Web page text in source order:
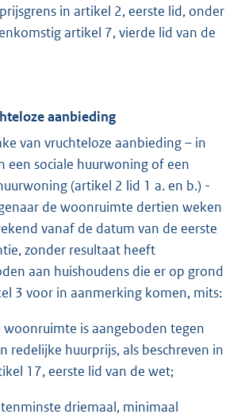
in artikel 2, eerste lid, onder
artikel 7, vierde lid van de
aanbieding
van vruchteloze aanbieding – in
een sociale huurwoning of een
(artikel 2 lid 1 a. en b.) -
de woonruimte dertien weken
vanaf de datum van de eerste
zonder resultaat heeft
aan huishoudens die er op grond
3 voor in aanmerking komen, mits:
woonruimte is aangeboden tegen
redelijke huurprijs, als beschreven in
17, eerste lid van de wet;
driemaal, minimaal